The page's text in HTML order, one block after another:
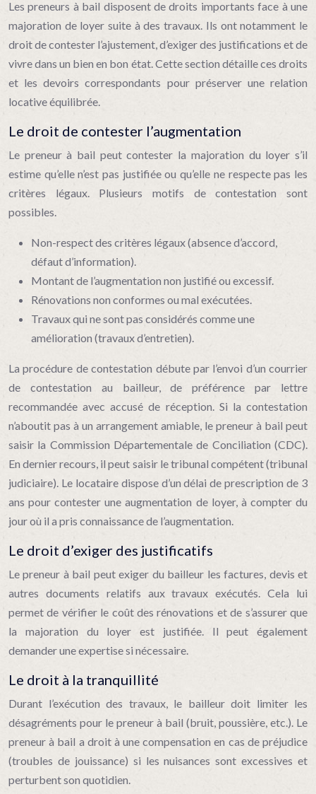
Les preneurs à bail disposent de droits importants face à une
majoration de loyer suite à des travaux. Ils ont notamment le
droit de contester l’ajustement, d’exiger des justifications et de
vivre dans un bien en bon état. Cette section détaille ces droits
et les devoirs correspondants pour préserver une relation
locative équilibrée.
Le droit de contester l’augmentation
Le preneur à bail peut contester la majoration du loyer s’il
estime qu’elle n’est pas justifiée ou qu’elle ne respecte pas les
critères légaux. Plusieurs motifs de contestation sont
possibles.
Non-respect des critères légaux (absence d’accord,
défaut d’information).
Montant de l’augmentation non justifié ou excessif.
Rénovations non conformes ou mal exécutées.
Travaux qui ne sont pas considérés comme une
amélioration (travaux d’entretien).
La procédure de contestation débute par l’envoi d’un courrier
de contestation au bailleur, de préférence par lettre
recommandée avec accusé de réception. Si la contestation
n’aboutit pas à un arrangement amiable, le preneur à bail peut
saisir la Commission Départementale de Conciliation (CDC).
En dernier recours, il peut saisir le tribunal compétent (tribunal
judiciaire). Le locataire dispose d’un délai de prescription de 3
ans pour contester une augmentation de loyer, à compter du
jour où il a pris connaissance de l’augmentation.
Le droit d’exiger des justificatifs
Le preneur à bail peut exiger du bailleur les factures, devis et
autres documents relatifs aux travaux exécutés. Cela lui
permet de vérifier le coût des rénovations et de s’assurer que
la majoration du loyer est justifiée. Il peut également
demander une expertise si nécessaire.
Le droit à la tranquillité
Durant l’exécution des travaux, le bailleur doit limiter les
désagréments pour le preneur à bail (bruit, poussière, etc.). Le
preneur à bail a droit à une compensation en cas de préjudice
(troubles de jouissance) si les nuisances sont excessives et
perturbent son quotidien.